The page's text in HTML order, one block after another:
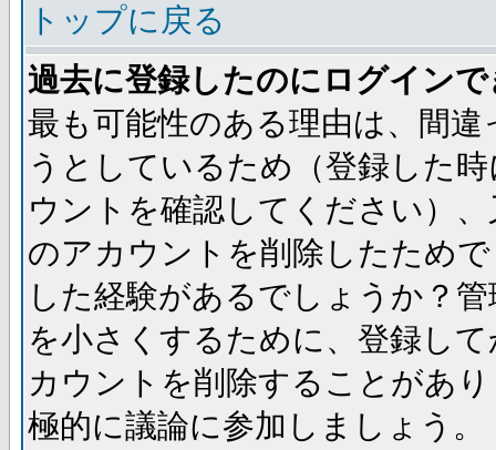
トップに戻る
過去に登録したのにログイン
最も可能性のある理由は、間
うとしているため（登録した
ウントを確認してください）
のアカウントを削除したため
した経験があるでしょうか？
を小さくするために、登録し
カウントを削除することがあ
極的に議論に参加しましょう。